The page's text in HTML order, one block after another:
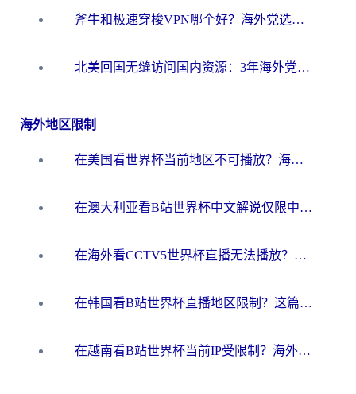
斧牛和极速穿梭VPN哪个好？海外党选回国加速器必看的真实对比与避坑指南
北美回国无缝访问国内资源：3年海外党亲测的加速器选择指南
海外地区限制
在美国看世界杯当前地区不可播放？海外党体育观赛终极指南来了！
在澳大利亚看B站世界杯中文解说仅限中国大陆？这篇指南帮你打破限制看遍赛事
在海外看CCTV5世界杯直播无法播放？这篇指南让你和国内球迷同步呐喊
在韩国看B站世界杯直播地区限制？这篇指南让你告别“当前地区不可播放”
在越南看B站世界杯当前IP受限制？海外党体育观赛终极指南来了